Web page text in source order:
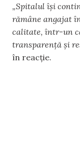
„Spitalul își
rămâne angajat
calitate, într-un
transparență și
în reacție.